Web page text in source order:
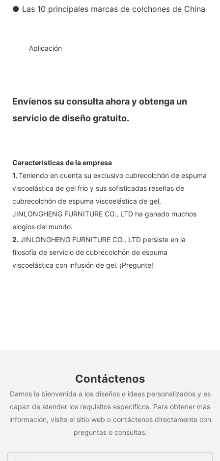
● Las 10 principales marcas de colchones de China
Aplicación
Envíenos su consulta ahora y obtenga un
servicio de diseño gratuito.
Características de la empresa
1. Teniendo en cuenta su exclusivo cubrecolchón de espuma
viscoelástica de gel frío y sus sofisticadas reseñas de
cubrecolchón de espuma viscoelástica de gel,
JINLONGHENG FURNITURE CO., LTD ha ganado muchos
elogios del mundo.
2. JINLONGHENG FURNITURE CO., LTD persiste en la
filosofía de servicio de cubrecolchón de espuma
viscoelástica con infusión de gel. ¡Pregunte!
Contáctenos
Damos la bienvenida a los diseños e ideas personalizados y es
capaz de atender los requisitos específicos. Para obtener más
información, visite el sitio web o contáctenos directamente con
preguntas o consultas.